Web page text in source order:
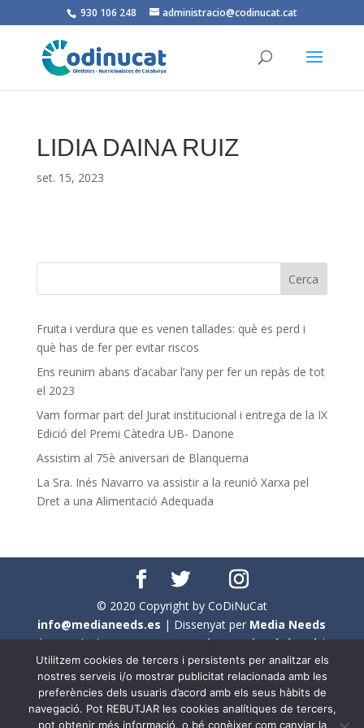
930 106 248 administracio@codinucat.cat
LIDIA DAINA RUIZ
set. 15, 2023
Fruita i verdura que es venen tallades: què es perd i
què has de fer per evitar riscos
Ens reunim abans d’acabar l’any per fer un repàs de tot
el 2023
Vam formar part del Jurat institucional i entrega de la IX
Edició del Premi Càtedra UB- Danone
Assistim al 75è aniversari de Blanquerna
La Sra. Inés Navarro va assistir a la reunió Xarxa pel
Dret a una Alimentació Adequada
© 2020 Copyright by CoDiNuCat
info@medianeeds.es | Dissenyat per Media Needs
| Tots els drets reservats aCoDiNuCat |Avís legal|
Avís per cookies
En aquest web s'ha tingut en compte l'ús no sexista del
llenguatge. No obstant això, i a causa de la seva
Utilitzem cookies de tercers i persistents per analitzar els
nostres serveis i/o mostrar publicitat relacionada amb les
preferències dels usuaris d’acord amb els seus hàbits de
navegació. Pot REBUTJAR les cookies analítiques de tercers,
pot obtenir més informació, o bé conèixer com canviar la